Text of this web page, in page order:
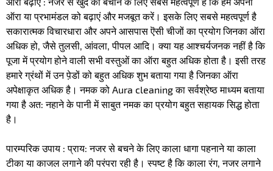
ऑरा या प्रभामंडल को बढ़ाएं और मजबूत करें। इसके लिए सबसे महत्वपूर्ण है
सकारात्मक विचारधारा और अपने आसपास ऎसी चीजों का प्रयोग जिनका ऑरा
अधिक हो, जैसे तुलसी, आंवला, पीपल आदि। क्या यह आश्चर्यजनक नहीं है कि
पूजा में प्रयोग होने वाली सभी वस्तुओं का ऑरा बहुत अधिक होता है। इसी तरह
हमारे ग्रंथों में उन पे़डों को बहुत अधिक शुभ बताया गया है जिनका ऑरा
अपेक्षाकृत अधिक है। नमक को Aura cleaning का सर्वश्रेष्ठ माध्यम बताया
गया है अत: नहाने के पानी में साबुत नमक का प्रयोग बहुत सहायक सिद्ध होता
है।
पारम्परिक उपाय : प्राय: नजर से बचने के लिए काला धागा पहनाने या काला
टीका या काजल लगाने की परंपरा रही है। स्पष्ट है कि काला रंग, नजर लगाने